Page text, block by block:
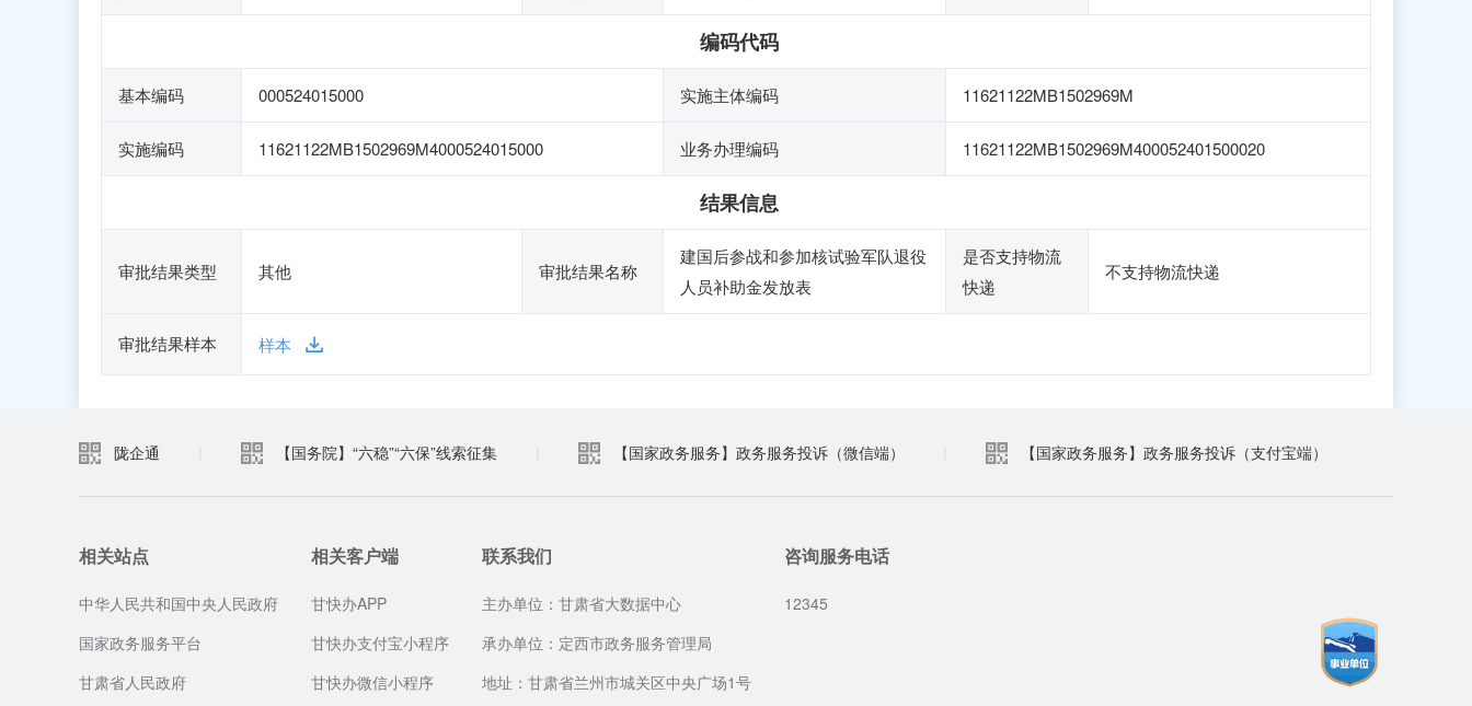
编码代码
基本编码 000524015000 实施主体编码 11621122MB1502969M
实施编码 11621122MB1502969M4000524015000 业务办理编码 11621122MB1502969M400052401500020
结果信息
审批结果类型 其他 审批结果名称
建国后参战和参加核试验军队退役
人员补助金发放表
是否支持物流
快递
不支持物流快递
审批结果样本 样本
陇企通 【国务院】“六稳”“六保”线索征集 【国家政务服务】政务服务投诉（微信端） 【国家政务服务】政务服务投诉（支付宝端）
相关站点
中华人民共和国中央人民政府
国家政务服务平台
甘肃省人民政府
相关客户端
甘快办APP
甘快办支付宝小程序
甘快办微信小程序
联系我们
主办单位：甘肃省大数据中心
承办单位：定西市政务服务管理局
地址：甘肃省兰州市城关区中央广场1号
咨询服务电话
12345